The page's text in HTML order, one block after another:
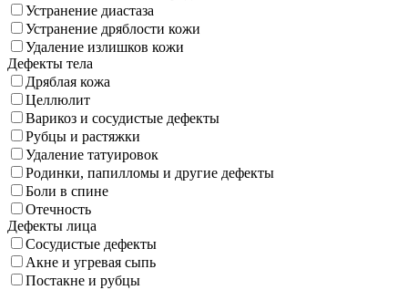
Устранение диастаза
Устранение дряблости кожи
Удаление излишков кожи
Дефекты тела
Дряблая кожа
Целлюлит
Варикоз и сосудистые дефекты
Рубцы и растяжки
Удаление татуировок
Родинки, папилломы и другие дефекты
Боли в спине
Отечность
Дефекты лица
Сосудистые дефекты
Акне и угревая сыпь
Постакне и рубцы